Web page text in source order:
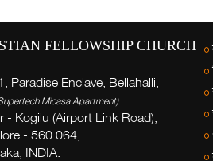
FELLOWSHIP CHURCH
Paradise Enclave, Bellahalli,
Micasa Apartment)
- Kogilu (Airport Link Road),
- 560 064,
INDIA.